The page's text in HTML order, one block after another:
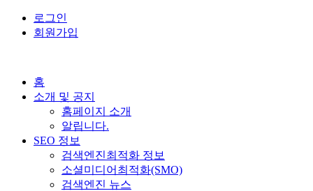
로그인
회원가입
홈
소개 및 공지
홈페이지 소개
알립니다.
SEO 정보
검색엔진최적화 정보
소셜미디어최적화(SMO)
검색엔진 뉴스